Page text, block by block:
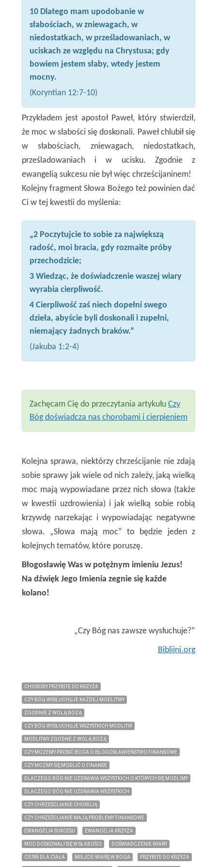
10 Dlatego mam upodobanie w
słabościach, w zniewagach, w
niedostatkach, w prześladowaniach, w
uciskach ze względu na Chrystusa; gdy
bowiem jestem słaby, wtedy jestem
mocny.
(Koryntian 12:7-10)
Przykładem jest apostoł Paweł, który stwierdził,
że moc w słabości się doskonali. Paweł chlubił się
w słabościach, zniewagach, niedostatkach,
prześladowaniach i w ucisku. Zgodnie z
ewangelią sukcesu nie był więc chrześcijaninem!
Kolejny fragment Słowa Bożego też powinien dać
Ci w tej kwestii do myślenia:
„2 Poczytujcie to sobie za największą
radość, moi bracia, gdy rozmaite próby
przechodzicie;
3 Wiedząc, że doświadczenie waszej wiary
wyrabia cierpliwość.
4 Cierpliwość zaś niech dopełni swego
dzieła, abyście byli doskonali i zupełni,
niemający żadnych braków.”
(Jakuba 1:2-4)
Zachęcam Cię do przeczytania artykułu Czy
Bóg doświadcza nas chorobami i cierpieniem
Kolejna sprawa, niektórzy chrześcijanie nie zdają
sobie sprawy jak wiele od nich zależy, jaką wielką
moc mają wypowiadane przez nich słowa (także
w kwestii uzdrowienia) i jak wielką sobie robią
krzywdę narzekając i wypowiadając negatywne
słowa. „Słowa mają moc” to będzie jeden z
kolejnych tematów, które poruszę.
Błogosławię Was w potężnym imieniu Jezus!
Na dźwięk Jego Imienia zegnie się każde
kolano!
„Czy Bóg nas zawsze wysłuchuje?”
Biblijni.org
CHOROBY PRZYBITE DO KRZYŻA
CZY BÓG WYSŁUCHUJE KAŻDEJ MODLITWY
ZGODNIE Z WOLĄ BOŻĄ
CZY BÓG WYSŁUCHUJE WSZYSTKICH MODLITW
MODLITWY ZGODNE Z WOLĄ BOŻĄ
CZY MOŻEMY PROSIĆ BOGA O BŁOGOSŁAWIEŃSTWO FINANSOWE
CZY MOŻMY SIĘ MODLIĆ O FINANSE
DLACZEGO BÓG NIE UZDRAWIA WSZYSTKICH O KTÓRYCH SIĘ MODLIMY
DLACZEGO BÓG NIE UZDRAWIA WSZYSTKICH
CZY CHRZEŚCIJANIE CHORUJĄ
CZY CHRZEŚCIJANIE MAJĄ PROBLEMY FINANSOWE
EWANGELIA SUKCESU EWANGELIA KRZYŻA
MOC DOSKONALI SIĘ W SŁABOŚCI DOŚWIADCZENIE WIARY
CIERŃ DLA CIAŁA MIEJCIE WIARĘ W BOGA PRZYBITE DO KRZYŻA